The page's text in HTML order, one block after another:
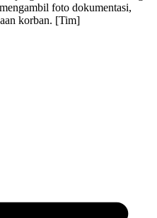
foto dokumentasi,
korban. [Tim]